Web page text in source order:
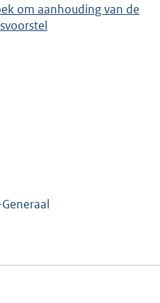
om aanhouding van de